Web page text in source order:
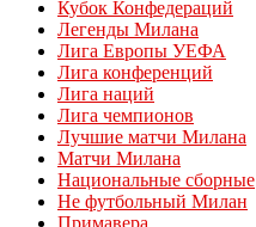
Кубок Конфедераций
Легенды Милана
Лига Европы УЕФА
Лига конференций
Лига наций
Лига чемпионов
Лучшие матчи Милана
Матчи Милана
Национальные сборные
Не футбольный Милан
Примавера